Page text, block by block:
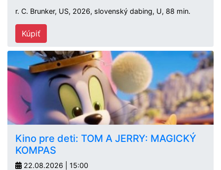
r. C. Brunker, US, 2026, slovenský dabing, U, 88 min.
Kúpiť
Kino pre deti: TOM A JERRY: MAGICKÝ
KOMPAS
22.08.2026 | 15:00